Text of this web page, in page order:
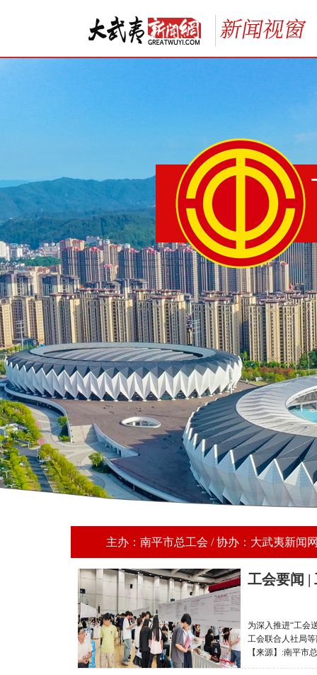
主办：南平市总工会 / 协办：大武夷新闻
工会要闻 |
为深入推进“工会
工会联合人社局
【来源】:南平市